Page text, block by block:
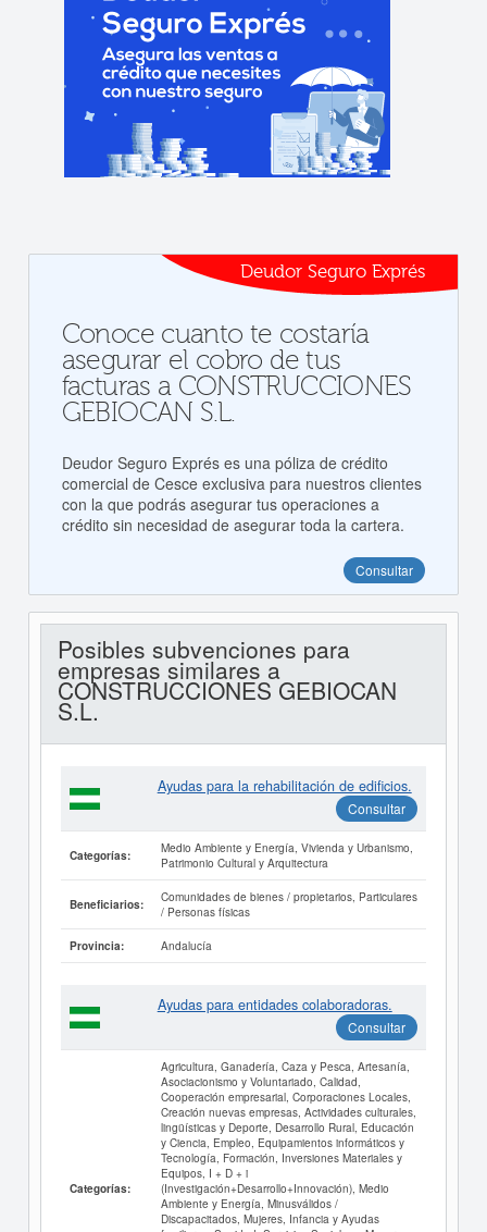
Deudor Seguro Exprés
Conoce cuanto te costaría
asegurar el cobro de tus
facturas a CONSTRUCCIONES
GEBIOCAN S.L.
Deudor Seguro Exprés es una póliza de crédito
comercial de Cesce exclusiva para nuestros clientes
con la que podrás asegurar tus operaciones a
crédito sin necesidad de asegurar toda la cartera.
Consultar
Posibles subvenciones para
empresas similares a
CONSTRUCCIONES GEBIOCAN
S.L.
Ayudas para la rehabilitación de edificios.
Consultar
Categorías:
Medio Ambiente y Energía, Vivienda y Urbanismo,
Patrimonio Cultural y Arquitectura
Beneficiarios:
Comunidades de bienes / propietarios, Particulares
/ Personas físicas
Provincia: Andalucía
Ayudas para entidades colaboradoras.
Consultar
Categorías:
Agricultura, Ganadería, Caza y Pesca, Artesanía,
Asociacionismo y Voluntariado, Calidad,
Cooperación empresarial, Corporaciones Locales,
Creación nuevas empresas, Actividades culturales,
lingüísticas y Deporte, Desarrollo Rural, Educación
y Ciencia, Empleo, Equipamientos informáticos y
Tecnología, Formación, Inversiones Materiales y
Equipos, I + D + i
(Investigación+Desarrollo+Innovación), Medio
Ambiente y Energía, Minusválidos /
Discapacitados, Mujeres, Infancia y Ayudas